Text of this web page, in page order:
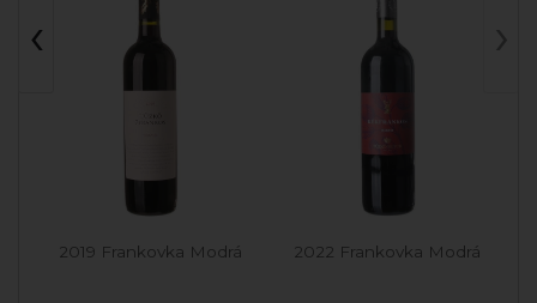
2019 Frankovka Modrá 2022 Frankovka Modrá
‹